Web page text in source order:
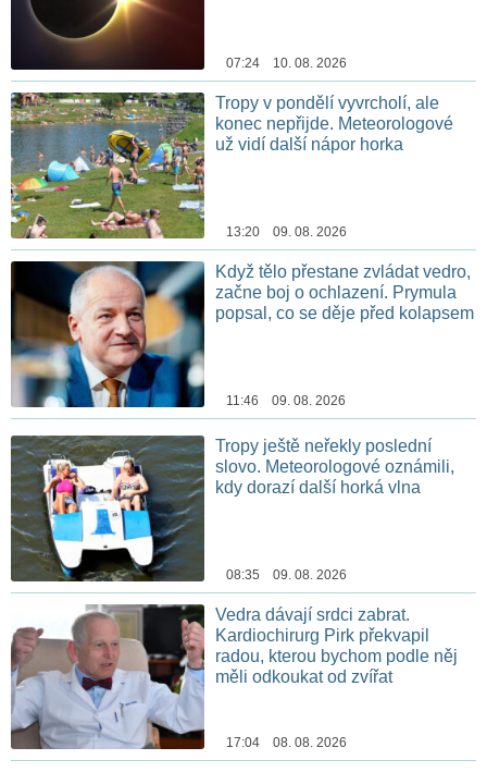
07:24 10. 08. 2026
Tropy v pondělí vyvrcholí, ale
konec nepřijde. Meteorologové
už vidí další nápor horka
13:20 09. 08. 2026
Když tělo přestane zvládat vedro,
začne boj o ochlazení. Prymula
popsal, co se děje před kolapsem
11:46 09. 08. 2026
Tropy ještě neřekly poslední
slovo. Meteorologové oznámili,
kdy dorazí další horká vlna
08:35 09. 08. 2026
Vedra dávají srdci zabrat.
Kardiochirurg Pirk překvapil
radou, kterou bychom podle něj
měli odkoukat od zvířat
17:04 08. 08. 2026